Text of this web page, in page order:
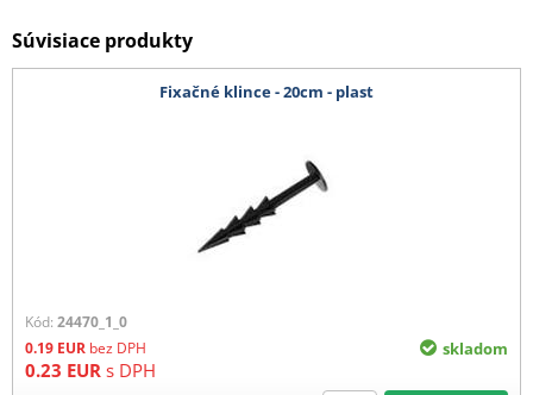
Súvisiace produkty
Fixačné klince - 20cm - plast
Kód: 24470_1_0
0.19 EUR bez DPH
0.23 EUR s DPH
skladom